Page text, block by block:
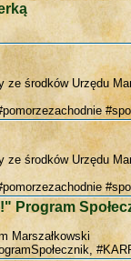
ze środków Urzędu
ze środków Urzędu
Program
Marszałkowski